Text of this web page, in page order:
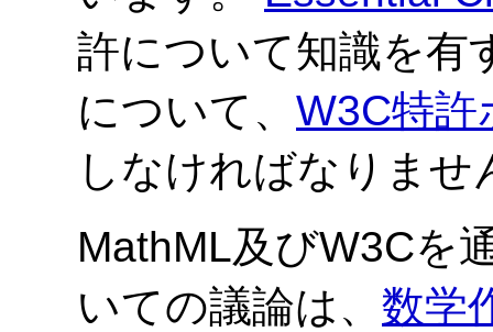
許について知識を有
について、 W3C特許
しなければなりませ
MathML及びW3Cを
いての議論は、 数学